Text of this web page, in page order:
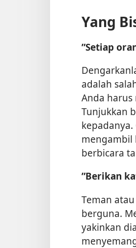
Yang
”Setiap
adalah
Anda harus
Tunjukkan
mengambil
berbicara
”Berikan
Teman
berguna.
yakinkan